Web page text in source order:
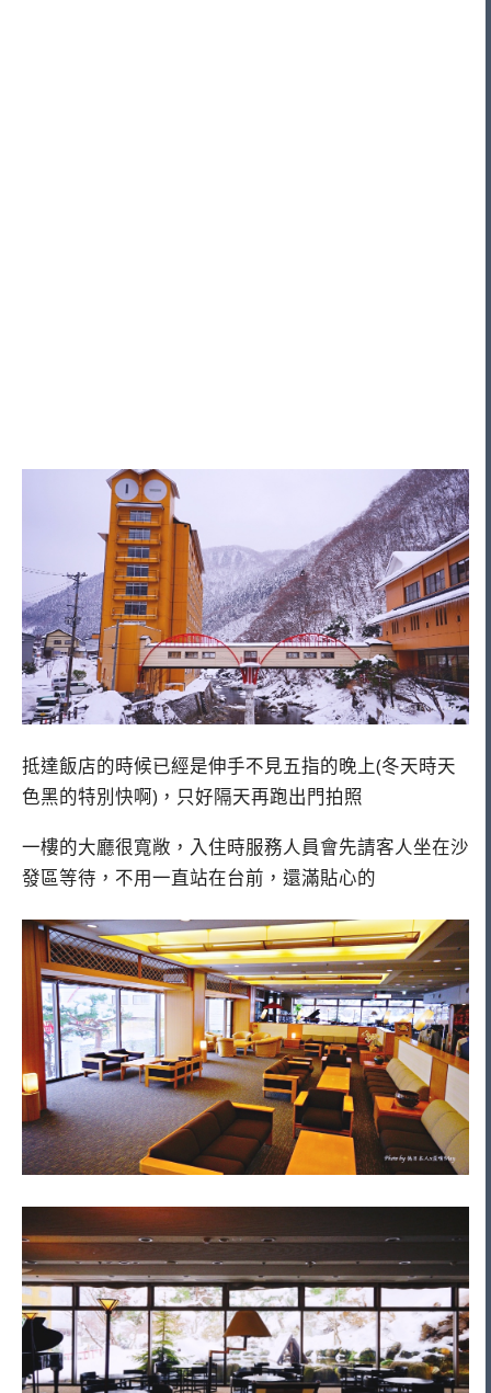
抵達飯店的時候已經是伸手不見五指的晚上(冬天時天
色黑的特別快啊)，只好隔天再跑出門拍照
一樓的大廳很寬敞，入住時服務人員會先請客人坐在沙
發區等待，不用一直站在台前，還滿貼心的